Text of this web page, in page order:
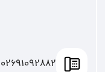
02691092882